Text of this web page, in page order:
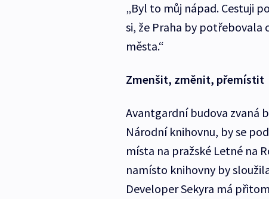
„Byl to můj nápad. Cestuji
si, že Praha by
města.“
Zmenšit, změnit, přemístit
Avantgardní budova zvaná
Národní knihovnu, by se
místa na pražské Letné na
namísto knihovny by
Developer Sekyra má